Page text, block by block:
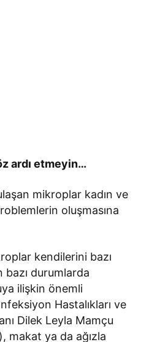
ardı etmeyin…
mikroplar kadın ve
oluşmasına
kendilerini bazı
durumlarda
ilişkin önemli
Hastalıkları ve
Dilek Leyla Mamçu
makat ya da ağızla